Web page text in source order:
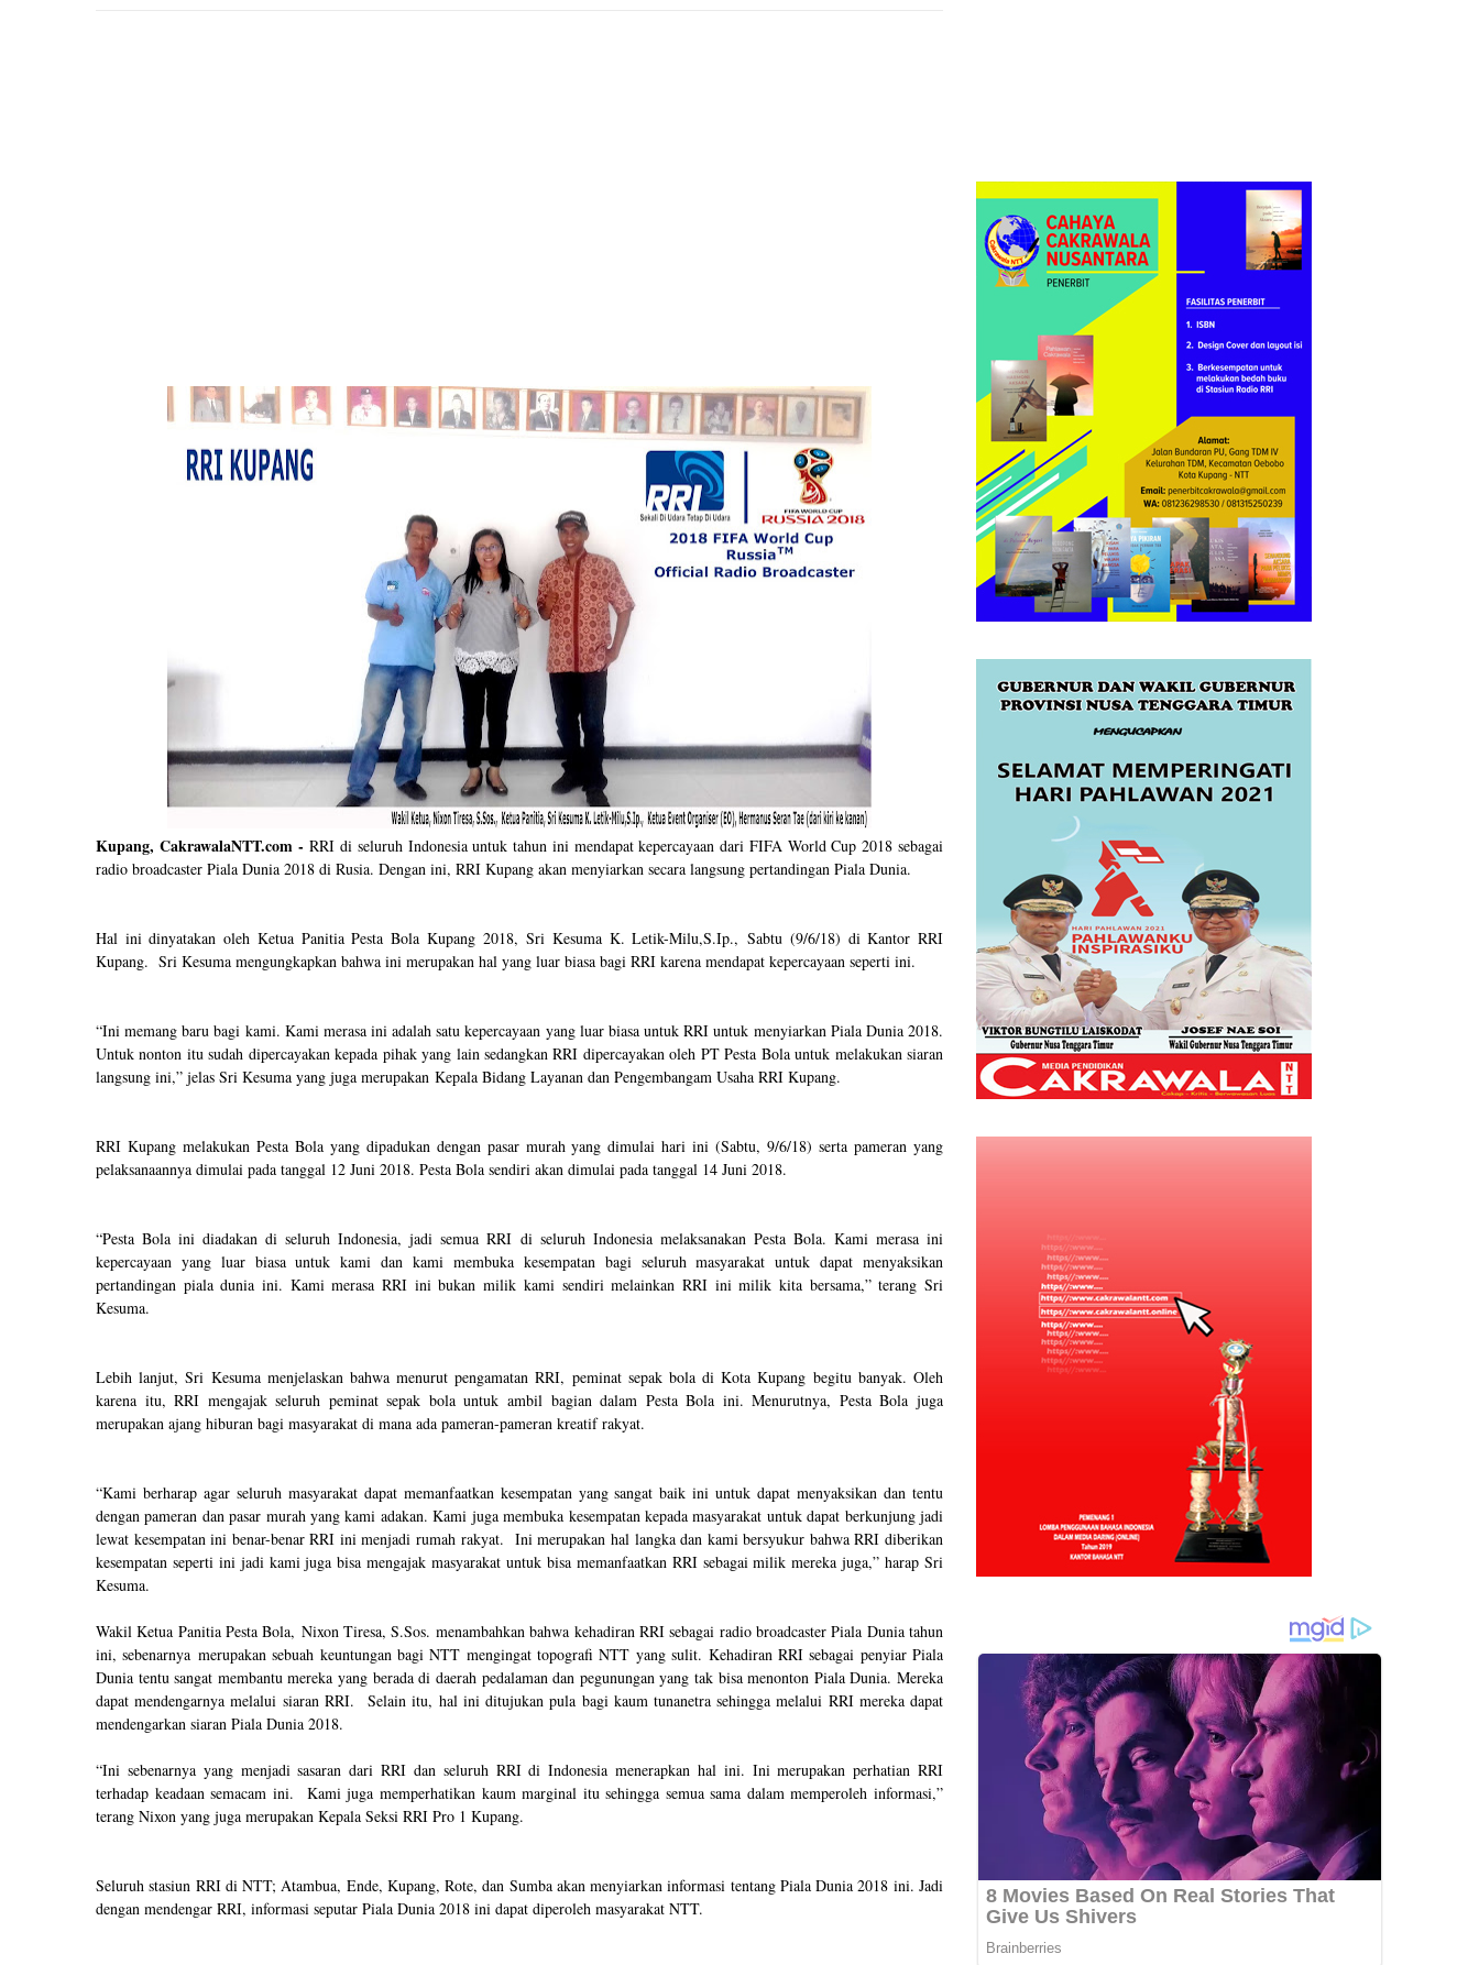
Kupang, CakrawalaNTT.com - RRI di seluruh Indonesia untuk tahun ini mendapat kepercayaan dari FIFA World Cup 2018 sebagai
radio broadcaster Piala Dunia 2018 di Rusia. Dengan ini, RRI Kupang akan menyiarkan secara langsung pertandingan Piala Dunia.
Hal ini dinyatakan oleh Ketua Panitia Pesta Bola Kupang 2018,Sri Kesuma K. Letik-Milu,S.Ip., Sabtu (9/6/18) di Kantor RRI
Kupang. Sri Kesuma mengungkapkan bahwa ini merupakan hal yang luar biasa bagi RRI karena mendapat kepercayaan seperti ini.
“Ini memang baru bagi kami. Kami merasa ini adalah satu kepercayaan yang luar biasa untuk RRI untuk menyiarkan Piala Dunia 2018.
Untuk nonton itu sudah dipercayakan kepada pihak yang lain sedangkan RRI dipercayakan oleh PT Pesta Bola untuk melakukan siaran
langsung ini,” jelas Sri Kesuma yang juga merupakan Kepala Bidang Layanan dan Pengembangam Usaha RRI Kupang.
RRI Kupang melakukan Pesta Bola yang dipadukan dengan pasar murah yang dimulai hari ini (Sabtu, 9/6/18) serta pameran yang
pelaksanaannya dimulai pada tanggal 12 Juni 2018. Pesta Bola sendiri akan dimulai pada tanggal 14 Juni 2018.
“Pesta Bola ini diadakan di seluruh Indonesia, jadi semua RRI di seluruh Indonesia melaksanakan Pesta Bola. Kami merasa ini
kepercayaan yang luar biasa untuk kami dan kami membuka kesempatan bagi seluruh masyarakat untuk dapat menyaksikan
pertandingan piala dunia ini. Kami merasa RRI ini bukan milik kami sendiri melainkan RRI ini milik kita bersama,” terang Sri
Kesuma.
Lebih lanjut, Sri Kesuma menjelaskan bahwa menurut pengamatan RRI, peminat sepak bola di Kota Kupang begitu banyak. Oleh
karena itu, RRI mengajak seluruh peminat sepak bola untuk ambil bagian dalam Pesta Bola ini. Menurutnya, Pesta Bola juga
merupakan ajang hiburan bagi masyarakat di mana ada pameran-pameran kreatif rakyat.
“Kami berharap agar seluruh masyarakat dapat memanfaatkan kesempatan yang sangat baik ini untuk dapat menyaksikan dan tentu
dengan pameran dan pasar murah yang kami adakan. Kami juga membuka kesempatan kepada masyarakat untuk dapat berkunjung jadi
lewat kesempatan ini benar-benar RRI ini menjadi rumah rakyat. Ini merupakan hal langka dan kami bersyukur bahwa RRI diberikan
kesempatan seperti ini jadi kami juga bisa mengajak masyarakat untuk bisa memanfaatkan RRI sebagai milik mereka juga,” harap Sri
Kesuma.
Wakil Ketua Panitia Pesta Bola, Nixon Tiresa, S.Sos. menambahkan bahwa kehadiran RRI sebagai radio broadcaster Piala Dunia tahun
ini, sebenarnya merupakan sebuah keuntungan bagi NTT mengingat topografi NTT yang sulit. Kehadiran RRI sebagai penyiar Piala
Dunia tentu sangat membantu mereka yang berada di daerah pedalaman dan pegunungan yang tak bisa menonton Piala Dunia. Mereka
dapat mendengarnya melalui siaran RRI. Selain itu, hal ini ditujukan pula bagi kaum tunanetra sehingga melalui RRI mereka dapat
mendengarkan siaran Piala Dunia 2018.
“Ini sebenarnya yang menjadi sasaran dari RRI dan seluruh RRI di Indonesia menerapkan hal ini. Ini merupakan perhatian RRI
terhadap keadaan semacam ini. Kami juga memperhatikan kaum marginal itu sehingga semua sama dalam memperoleh informasi,”
terang Nixon yang juga merupakan Kepala Seksi RRI Pro 1 Kupang.
Seluruh stasiun RRI di NTT; Atambua, Ende, Kupang, Rote, dan Sumba akan menyiarkan informasi tentang Piala Dunia 2018 ini. Jadi
dengan mendengar RRI, informasi seputar Piala Dunia 2018 ini dapat diperoleh masyarakat NTT.